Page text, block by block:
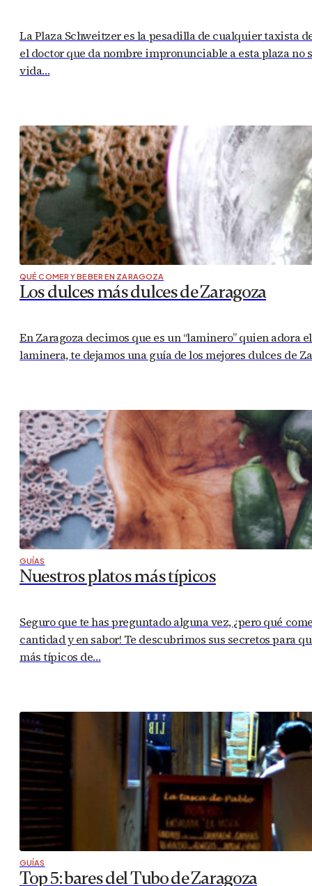
La Plaza Schweitzer es la pesadilla de cualquier taxista
el doctor que da nombre impronunciable a esta plaza
vida…
QUÉ COMER Y BEBER EN ZARAGOZA
Los dulces más dulces de Zaragoza
En Zaragoza decimos que es un “laminero” quien adora
laminera, te dejamos una guía de los mejores dulces de
GUÍAS
Nuestros platos más típicos
Seguro que te has preguntado alguna vez, ¿pero qué
cantidad y en sabor! Te descubrimos sus secretos para
más típicos de…
GUÍAS
Top 5: bares del Tubo de Zaragoza